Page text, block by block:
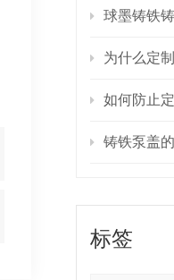
球墨铸铁铸
为什么定制铸
如何防止定
铸铁泵盖
标签